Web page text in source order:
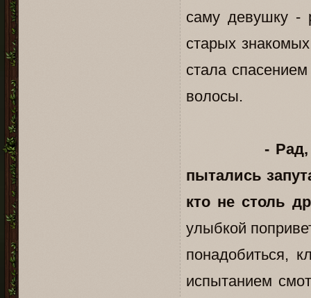
саму девушку -
старых
стала
волосы.
-
пытались
кто не столь
улыбкой
понадобиться,
испытанием